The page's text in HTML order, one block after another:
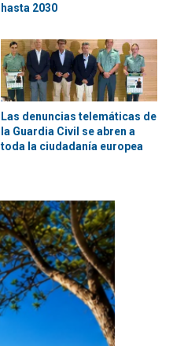
hasta 2030
Las denuncias telemáticas de
la Guardia Civil se abren a
toda la ciudadanía europea